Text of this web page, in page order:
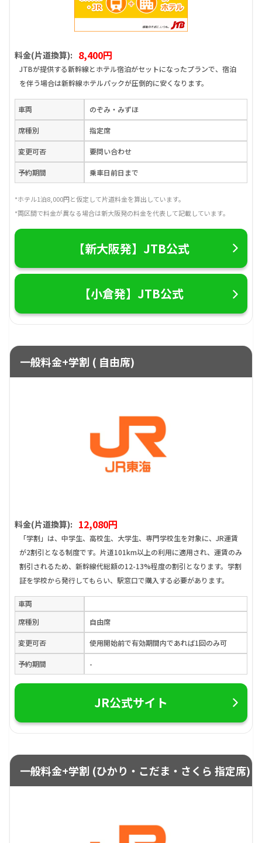
料金(片道換算): 8,400円
JTBが提供する新幹線とホテル宿泊がセットになったプランで、宿泊
を伴う場合は新幹線ホテルパックが圧倒的に安くなります。
車両 のぞみ・みずほ
席種別 指定席
変更可否 要問い合わせ
予約期間 乗車日前日まで
*ホテル1泊8,000円と仮定して片道料金を算出しています。
*両区間で料金が異なる場合は新大阪発の料金を代表して記載しています。
【新大阪発】JTB公式
【小倉発】JTB公式
一般料金+学割 ( 自由席)
料金(片道換算): 12,080円
「学割」は、中学生、高校生、大学生、専門学校生を対象に、JR運賃
が2割引となる制度です。片道101km以上の利用に適用され、運賃のみ
割引されるため、新幹線代総額の12-13%程度の割引となります。学割
証を学校から発行してもらい、駅窓口で購入する必要があります。
車両
席種別
自由席
変更可否 使用開始前で有効期間内であれば1回のみ可
予約期間 -
JR公式サイト
一般料金+学割 (ひかり・こだま・さくら 指定席)